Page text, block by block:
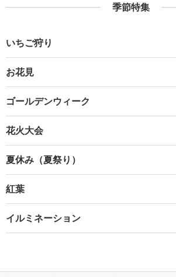
季節特集
いちご狩り
お花見
ゴールデンウィーク
花火大会
夏休み（夏祭り）
紅葉
イルミネーション